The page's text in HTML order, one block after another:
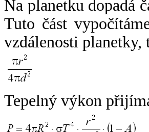
Na planetku dopadá
Tuto část
vzdálenosti planetky,
Tepelný výkon